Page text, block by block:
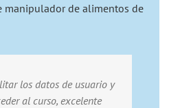
manipulador de alimentos de
los datos de usuario y
al curso, excelente